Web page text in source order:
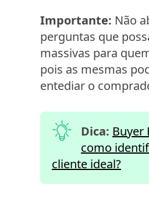
Importante: Não
perguntas que
massivas para
pois as mesmas
entediar o
Dica: Buyer
como
cliente ideal?